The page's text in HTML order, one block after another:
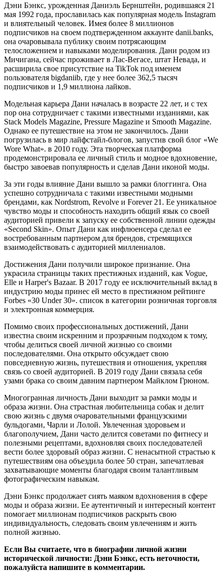
Дэни Бэнкс, урожденная Даниэль Бернштейн, родившаяся 21
мая 1992 года, прославилась как популярная модель Instagram
и влиятельный человек. Имея более 8 миллионов
подписчиков на своем подтвержденном аккаунте danii.banks,
она очаровывала публику своим потрясающим
телосложением и навыками моделирования. Дани родом из
Мичигана, сейчас проживает в Лас-Вегасе, штат Невада, и
расширила свое присутствие на TikTok под именем
пользователя bigdaniib, где у нее более 362,5 тысяч
подписчиков и 1,9 миллиона лайков.
Модельная карьера Дани началась в возрасте 22 лет, и с тех
пор она сотрудничает с такими известными изданиями, как
Stack Models Magazine, Pressure Magazine и Smooth Magazine.
Однако ее путешествие на этом не закончилось. Дани
погрузилась в мир лайфстайл-блогов, запустив свой блог «We
Wore What». в 2010 году. Эта творческая платформа
продемонстрировала ее личный стиль и модное вдохновение,
быстро завоевав популярность и сделав Дани иконой моды.
За эти годы влияние Дани вышло за рамки блоггинга. Она
успешно сотрудничала с такими известными модными
брендами, как Nordstrom, Revolve и Forever 21. Ее уникальное
чувство моды и способность находить общий язык со своей
аудиторией привели к запуску ее собственной линии одежды
«Second Skin». Опыт Дани как инфлюенсера сделал ее
востребованным партнером для брендов, стремящихся
взаимодействовать с аудиторией миллениалов.
Достижения Дани получили широкое признание. Она
украсила страницы таких престижных изданий, как Vogue,
Elle и Harper's Bazaar. В 2017 году ее исключительный вклад в
индустрию моды принес ей место в престижном рейтинге
Forbes «30 Under 30». список в категории розничная торговля
и электронная коммерция.
Помимо своих профессиональных достижений, Дани
известна своим искренним и прозрачным подходом к тому,
чтобы делиться своей личной жизнью со своими
последователями. Она открыто обсуждает свою
повседневную жизнь, путешествия и отношения, укрепляя
связь со своей аудиторией. В 2019 году Дани связала себя
узами брака со своим давним партнером Майклом Грюном.
Многогранная личность Дани выходит за рамки моды и
образа жизни. Она страстная любительница собак и делит
свою жизнь с двумя очаровательными французскими
бульдогами, Чарли и Лолой. Увлеченная здоровьем и
благополучием, Дани часто делится советами по фитнесу и
полезными рецептами, вдохновляя своих последователей
вести более здоровый образ жизни. С ненасытной страстью к
путешествиям она объездила более 50 стран, запечатлевая
захватывающие моменты благодаря своим талантливым
фотографическим навыкам.
Дэни Бэнкс продолжает сиять маяком вдохновения в сфере
моды и образа жизни. Ее аутентичный и интересный контент
помогает миллионам подписчиков раскрыть свою
индивидуальность, следовать своим увлечениям и жить
полной жизнью.
Если Вы считаете, что в биографии личной жизни
исторической личности: Дэни Бэнкс, есть неточности,
пожалуйста напишите в комментарии.